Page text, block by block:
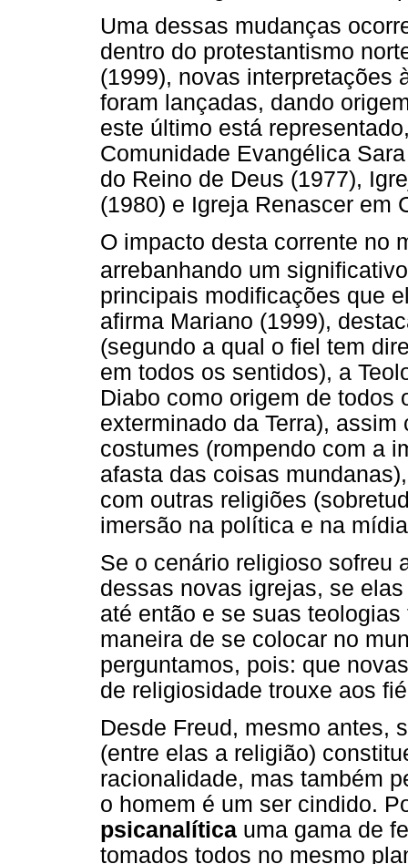
Uma dessas mudanças
dentro do protestantismo
(1999), novas interpretações
foram lançadas, dando
este último está
Comunidade Evangélica
do Reino de Deus (1977),
(1980) e Igreja Renascer em
O impacto desta corrente no
arrebanhando um
principais modificações que
afirma Mariano (1999),
(segundo a qual o fiel tem
em todos os sentidos), a
Diabo como origem de todos
exterminado da Terra),
costumes (rompendo com a
afasta das coisas
com outras religiões
imersão na política e na
Se o cenário religioso sofreu
dessas novas igrejas, se
até então e se suas
maneira de se colocar no
perguntamos, pois: que
de religiosidade trouxe aos
Desde Freud, mesmo antes,
(entre elas a religião)
racionalidade, mas também
o homem é um ser cindido.
psicanalítica uma gama de
tomados todos no mesmo